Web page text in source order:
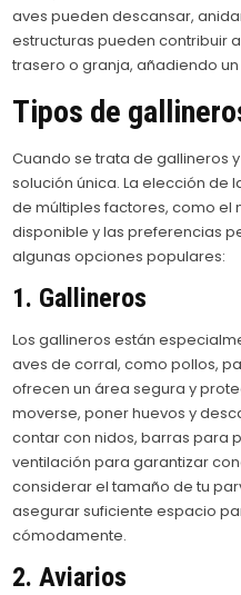
aves pueden descansar,
estructuras pueden contribuir
trasero o granja, añadiendo
Tipos de
Cuando se trata de gallineros
solución única. La elección
de múltiples factores, como el
disponible y las preferencias
algunas opciones populares:
1. Gallineros
Los gallineros están
aves de corral, como pollos,
ofrecen un área segura y
moverse, poner huevos y
contar con nidos, barras para
ventilación para garantizar
considerar el tamaño de tu
asegurar suficiente espacio
cómodamente.
2. Aviarios